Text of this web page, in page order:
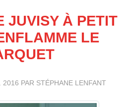
JUVISY À PETIT
LE
2016 PAR STÉPHANE LENFANT